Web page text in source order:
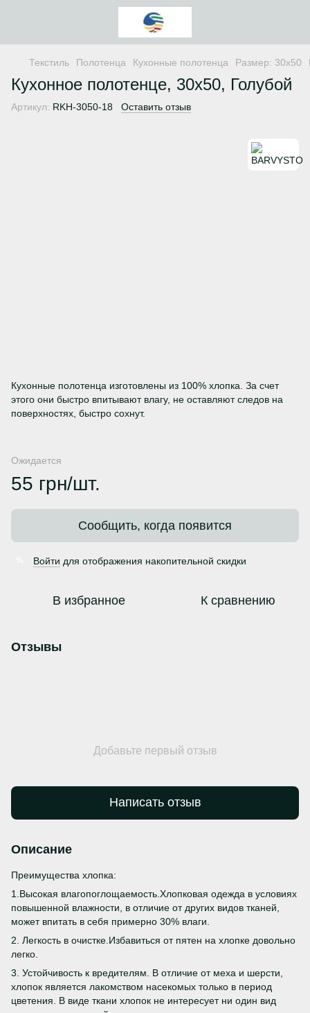
Текстиль Полотенца Кухонные полотенца Размер: 30х50
Кухонное полотенце, 30х50, Голубой
Артикул: RKH-3050-18 Оставить отзыв
Кухонные полотенца изготовлены из 100% хлопка. За счет
этого они быстро впитывают влагу, не оставляют следов на
поверхностях, быстро сохнут.
Ожидается
55 грн/шт.
Сообщить, когда появится
Войти для отображения накопительной скидки
В избранное К сравнению
Отзывы
Добавьте первый отзыв
Написать отзыв
Описание
Преимущества хлопка:
1.Высокая влагопоглощаемость.Хлопковая одежда в условиях
повышенной влажности, в отличие от других видов тканей,
может впитать в себя примерно 30% влаги.
2. Легкость в очистке.Избавиться от пятен на хлопке довольно
легко.
3. Устойчивость к вредителям. В отличие от меха и шерсти,
хлопок является лакомством насекомых только в период
цветения. В виде ткани хлопок не интересует ни один вид